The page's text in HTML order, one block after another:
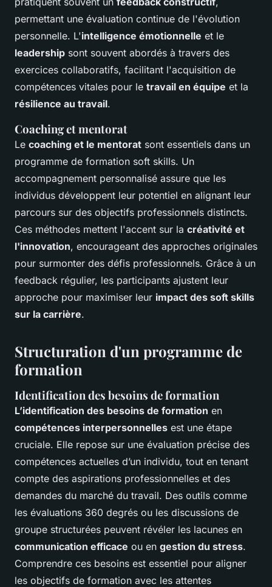
permettant une évaluation continue de l'évolution
personnelle. L'intelligence émotionnelle et le
leadership sont souvent abordés à travers des
exercices collaboratifs, facilitant l'acquisition de
compétences vitales pour le travail en équipe et la
résilience au travail.
Coaching et mentorat
Le coaching et le mentorat sont essentiels dans un
programme de formation soft skills. Un
accompagnement personnalisé assure que les
individus développent leur potentiel en alignant leur
parcours sur des objectifs professionnels distincts.
Ces méthodes mettent l'accent sur la créativité et
l'innovation, encourageant des approches originales
pour surmonter des défis professionnels. Grâce à un
feedback régulier, les participants ajustent leur
approche pour maximiser leur impact des soft skills
sur la carrière.
Structuration d'un programme de
formation
Identification des besoins de formation
L’identification des besoins de formation en
compétences interpersonnelles est une étape
cruciale. Elle repose sur une évaluation précise des
compétences actuelles d’un individu, tout en tenant
compte des aspirations professionnelles et des
demandes du marché du travail. Des outils comme
les évaluations 360 degrés ou les discussions de
groupe structurées peuvent révéler les lacunes en
communication efficace ou en gestion du stress.
Comprendre ces besoins est essentiel pour aligner
les objectifs de formation avec les attentes